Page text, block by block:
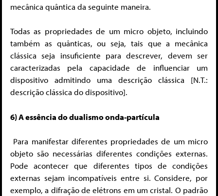
mecânica quântica da seguinte maneira.
Todas as propriedades de um micro objeto, incluindo
também as quânticas, ou seja, tais que a mecânica
clássica seja insuficiente para descrever, devem ser
caracterizadas pela capacidade de influenciar um
dispositivo admitindo uma descrição clássica [N.T.:
descrição clássica do dispositivo].
6) A essência do dualismo onda-partícula
Para manifestar diferentes propriedades de um micro
objeto são necessárias diferentes condições externas.
Pode acontecer que diferentes tipos de condições
externas sejam incompatíveis entre si. Considere, por
exemplo, a difração de elétrons em um cristal. O padrão